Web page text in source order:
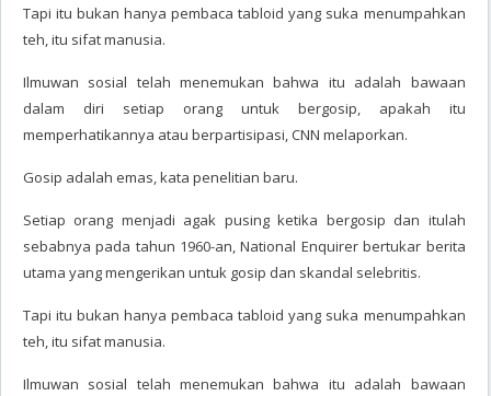
Tapi itu bukan hanya pembaca tabloid yang suka menumpahkan
teh, itu sifat manusia.
Ilmuwan sosial telah menemukan bahwa itu adalah bawaan
dalam diri setiap orang untuk bergosip, apakah itu
memperhatikannya atau berpartisipasi, CNN melaporkan.
Gosip adalah emas, kata penelitian baru.
Setiap orang menjadi agak pusing ketika bergosip dan itulah
sebabnya pada tahun 1960-an, National Enquirer bertukar berita
utama yang mengerikan untuk gosip dan skandal selebritis.
Tapi itu bukan hanya pembaca tabloid yang suka menumpahkan
teh, itu sifat manusia.
Ilmuwan sosial telah menemukan bahwa itu adalah bawaan